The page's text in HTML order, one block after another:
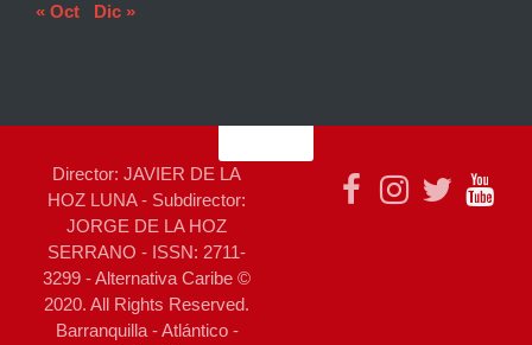
« Oct
Dic »
Director: JAVIER DE LA
HOZ LUNA - Subdirector:
JORGE DE LA HOZ
SERRANO - ISSN: 2711-
3299 - Alternativa Caribe ©
2020. All Rights Reserved.
Barranquilla - Atlántico -